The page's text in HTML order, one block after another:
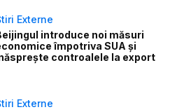
Externe
introduce noi măsuri
împotriva SUA și
controalele la export
Externe